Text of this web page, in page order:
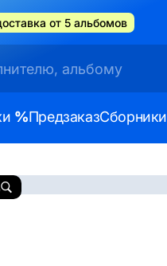
от 5 альбомов
%ПредзаказСборники